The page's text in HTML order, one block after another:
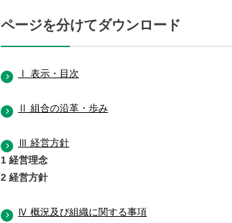
ページを分けてダウンロード
Ⅰ 表示・目次
Ⅱ 組合の沿革・歩み
Ⅲ 経営方針
1 経営理念
2 経営方針
Ⅳ 概況及び組織に関する事項